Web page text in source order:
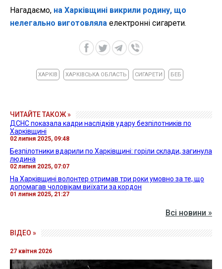
Нагадаємо, на Харківщині викрили родину, що
нелегально виготовляла електронні сигарети.
ХАРКІВ ХАРКІВСЬКА ОБЛАСТЬ СИГАРЕТИ БЕБ
ЧИТАЙТЕ ТАКОЖ »
ДСНС показала кадри наслідків удару безпілотників по
Харківщині
02 липня 2025, 09:48
Безпілотники вдарили по Харківщині: горіли склади, загинула
людина
02 липня 2025, 07:07
На Харківщині волонтер отримав три роки умовно за те, що
допомагав чоловікам виїхати за кордон
01 липня 2025, 21:27
Всі новини »
ВІДЕО »
27 квітня 2026